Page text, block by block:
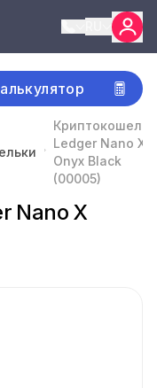
Криптокошелек
Ledger Nano X
Onyx Black
(00005)
Nano X